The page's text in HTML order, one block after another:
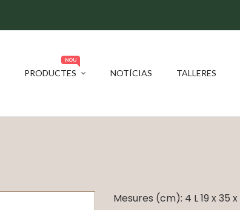
PRODUCTES
NOU
NOTÍCIAS TALLERES
Mesures (cm): 4 L 19 x 35 x